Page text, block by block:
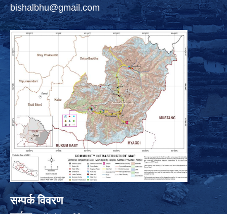
bishalbhu@gmail.com
सम्पर्क विवरण